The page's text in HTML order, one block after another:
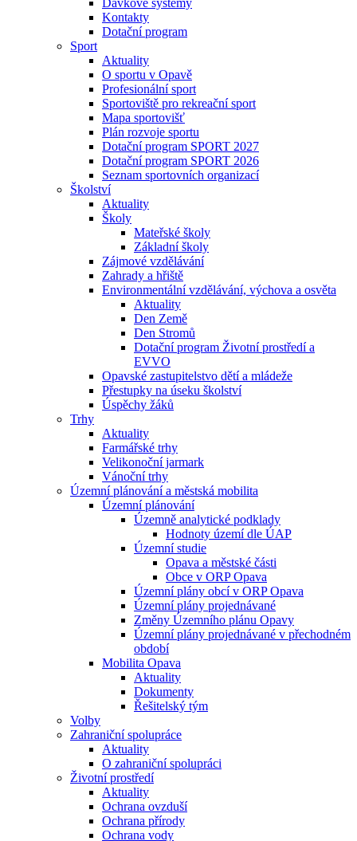
Dávkové systémy
Kontakty
Dotační program
Sport
Aktuality
O sportu v Opavě
Profesionální sport
Sportoviště pro rekreační sport
Mapa sportovišť
Plán rozvoje sportu
Dotační program SPORT 2027
Dotační program SPORT 2026
Seznam sportovních organizací
Školství
Aktuality
Školy
Mateřské školy
Základní školy
Zájmové vzdělávání
Zahrady a hřiště
Environmentální vzdělávání, výchova a osvěta
Aktuality
Den Země
Den Stromů
Dotační program Životní prostředí a
EVVO
Opavské zastupitelstvo dětí a mládeže
Přestupky na úseku školství
Úspěchy žáků
Trhy
Aktuality
Farmářské trhy
Velikonoční jarmark
Vánoční trhy
Územní plánování a městská mobilita
Územní plánování
Územně analytické podklady
Hodnoty území dle ÚAP
Územní studie
Opava a městské části
Obce v ORP Opava
Územní plány obcí v ORP Opava
Územní plány projednávané
Změny Územního plánu Opavy
Územní plány projednávané v přechodném
období
Mobilita Opava
Aktuality
Dokumenty
Řešitelský tým
Volby
Zahraniční spolupráce
Aktuality
O zahraniční spolupráci
Životní prostředí
Aktuality
Ochrana ovzduší
Ochrana přírody
Ochrana vody